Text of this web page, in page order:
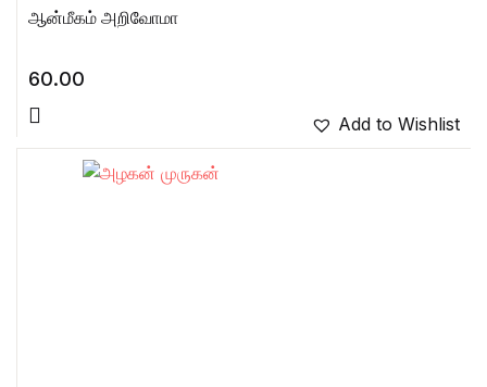
ஆன்மீகம் அறிவோமா
60.00
Add to Wishlist